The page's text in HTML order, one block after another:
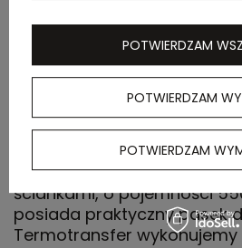
niebieski
Kubek termiczny, wykonany
nierdzewnej z recyklingu, z
ściankami, o pojemności
posiada praktyczny pasek
Termotransfer wykonujemy
POTWIERDZAM
POTWIERDZAM
POTWIERDZAM